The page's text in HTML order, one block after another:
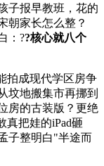
子报早教班，花的
朝家长怎么整？
：??核心就八个
拍成现代学区房争
坟地搬集市再挪到
房的古装版？更绝
真把娃的iPad砸
子整明白"半途而